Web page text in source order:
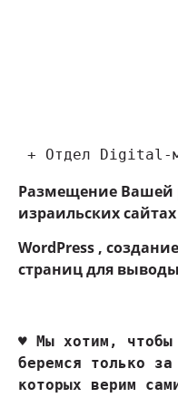
+ Отдел Digital-
Размещение Вашей
израильских сайтах
WordPress ,
страниц для
♥
Мы хотим,
беремся только
которых верим